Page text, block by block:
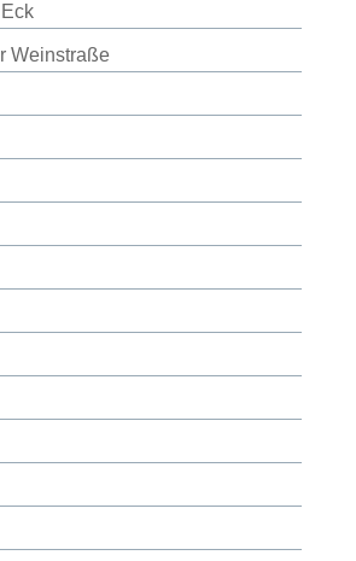
Weinstraße